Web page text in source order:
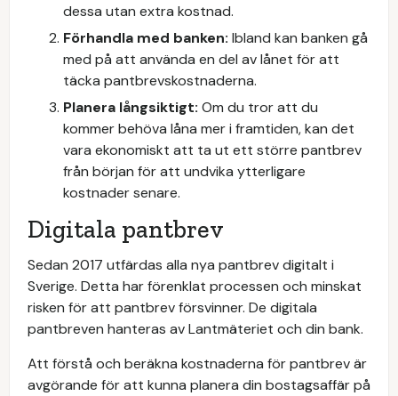
dessa utan extra kostnad.
Förhandla med banken: Ibland kan banken gå
med på att använda en del av lånet för att
täcka pantbrevskostnaderna.
Planera långsiktigt: Om du tror att du
kommer behöva låna mer i framtiden, kan det
vara ekonomiskt att ta ut ett större pantbrev
från början för att undvika ytterligare
kostnader senare.
Digitala pantbrev
Sedan 2017 utfärdas alla nya pantbrev digitalt i
Sverige. Detta har förenklat processen och minskat
risken för att pantbrev försvinner. De digitala
pantbreven hanteras av Lantmäteriet och din bank.
Att förstå och beräkna kostnaderna för pantbrev är
avgörande för att kunna planera din bostagsaffär på